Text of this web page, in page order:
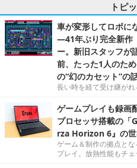
トピ
車が変形してロボに
―41年ぶり完全新作
ー。新旧スタッフが
前、たった1人のた
の“幻のカセット”の
長い時を経て受け継がれ
ゲームプレイも録
プロセッサ搭載の「
rza Horizon 6』の
ゲーム＆制作の拠点と
プレイ。放熱性能もチェ